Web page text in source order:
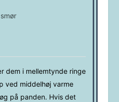
dem i mellemtynde ringe
ved middelhøj varme
på panden. Hvis det